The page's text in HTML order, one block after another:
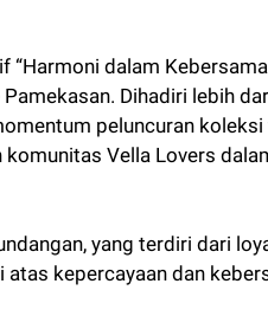
dalam
Dihadiri lebih
peluncuran
Vella Lovers
yang terdiri dari
kepercayaan dan